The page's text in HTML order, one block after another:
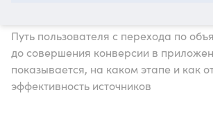
Путь пользователя с перехода по
до совершения конверсии в
показывается, на каком этапе и как
эффективность источников